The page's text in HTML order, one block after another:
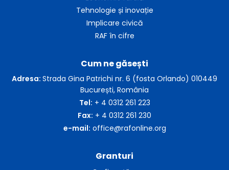
Tehnologie și inovație
Implicare civică
RAF în cifre
Granturi
Cum ne găsești
Adresa: Strada Gina Patrichi nr. 6 (fosta Orlando) 010449
București, România
Tel: + 4 0312 261 223
Fax: + 4 0312 261 230
e-mail: office@rafonline.org